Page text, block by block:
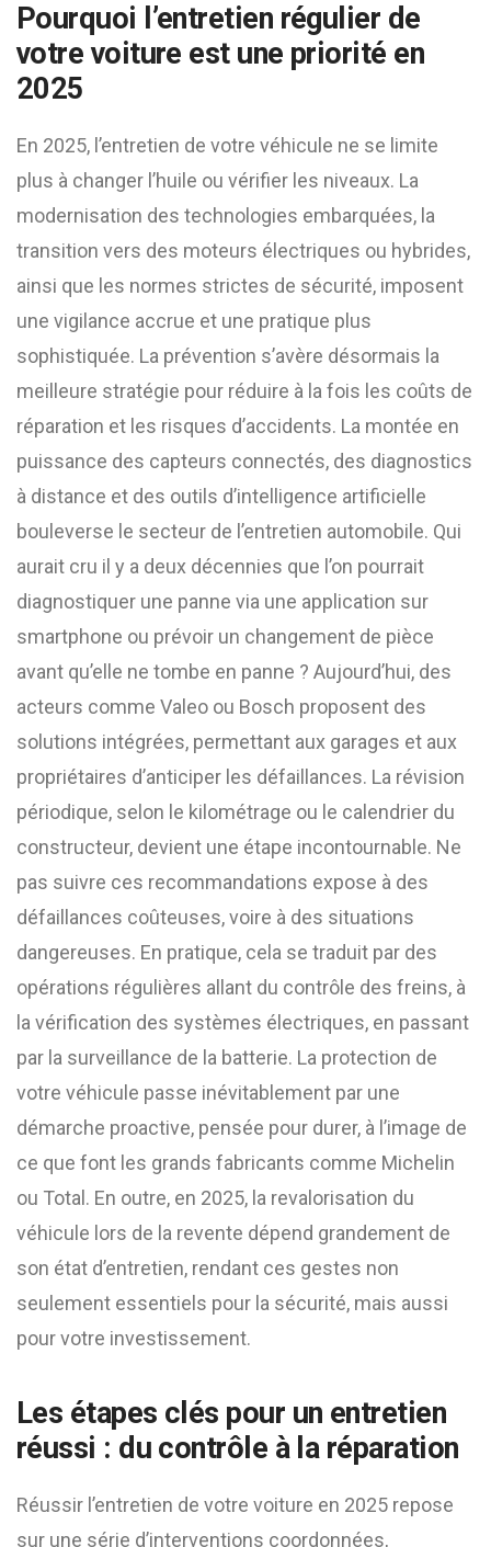
Pourquoi l’entretien régulier de
votre voiture est une priorité en
2025
En 2025, l’entretien de votre véhicule ne se limite
plus à changer l’huile ou vérifier les niveaux. La
modernisation des technologies embarquées, la
transition vers des moteurs électriques ou hybrides,
ainsi que les normes strictes de sécurité, imposent
une vigilance accrue et une pratique plus
sophistiquée. La prévention s’avère désormais la
meilleure stratégie pour réduire à la fois les coûts de
réparation et les risques d’accidents. La montée en
puissance des capteurs connectés, des diagnostics
à distance et des outils d’intelligence artificielle
bouleverse le secteur de l’entretien automobile. Qui
aurait cru il y a deux décennies que l’on pourrait
diagnostiquer une panne via une application sur
smartphone ou prévoir un changement de pièce
avant qu’elle ne tombe en panne ? Aujourd’hui, des
acteurs comme Valeo ou Bosch proposent des
solutions intégrées, permettant aux garages et aux
propriétaires d’anticiper les défaillances. La révision
périodique, selon le kilométrage ou le calendrier du
constructeur, devient une étape incontournable. Ne
pas suivre ces recommandations expose à des
défaillances coûteuses, voire à des situations
dangereuses. En pratique, cela se traduit par des
opérations régulières allant du contrôle des freins, à
la vérification des systèmes électriques, en passant
par la surveillance de la batterie. La protection de
votre véhicule passe inévitablement par une
démarche proactive, pensée pour durer, à l’image de
ce que font les grands fabricants comme Michelin
ou Total. En outre, en 2025, la revalorisation du
véhicule lors de la revente dépend grandement de
son état d’entretien, rendant ces gestes non
seulement essentiels pour la sécurité, mais aussi
pour votre investissement.
Les étapes clés pour un entretien
réussi : du contrôle à la réparation
Réussir l’entretien de votre voiture en 2025 repose
sur une série d’interventions coordonnées,